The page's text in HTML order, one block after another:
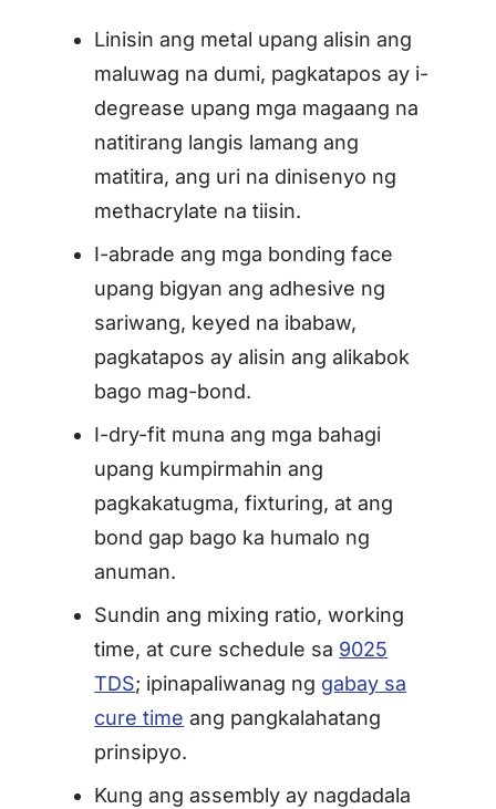
Linisin ang metal upang alisin ang
maluwag na dumi, pagkatapos ay i-
degrease upang mga magaang na
natitirang langis lamang ang
matitira, ang uri na dinisenyo ng
methacrylate na tiisin.
I-abrade ang mga bonding face
upang bigyan ang adhesive ng
sariwang, keyed na ibabaw,
pagkatapos ay alisin ang alikabok
bago mag-bond.
I-dry-fit muna ang mga bahagi
upang kumpirmahin ang
pagkakatugma, fixturing, at ang
bond gap bago ka humalo ng
anuman.
Sundin ang mixing ratio, working
time, at cure schedule sa 9025
TDS; ipinapaliwanag ng gabay sa
cure time ang pangkalahatang
prinsipyo.
Kung ang assembly ay nagdadala